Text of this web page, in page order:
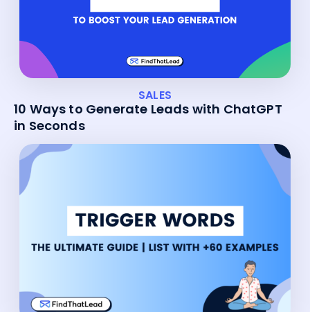
SALES
10 Ways to Generate Leads with ChatGPT
in Seconds